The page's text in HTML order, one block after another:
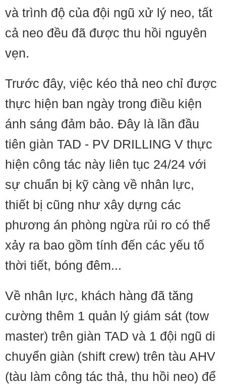
và trình độ của đội ngũ xử lý neo, tất
cả neo đều đã được thu hồi nguyên
vẹn.
Trước đây, việc kéo thả neo chỉ được
thực hiện ban ngày trong điều kiện
ánh sáng đảm bảo. Đây là lần đầu
tiên giàn TAD - PV DRILLING V thực
hiện công tác này liên tục 24/24 với
sự chuẩn bị kỹ càng về nhân lực,
thiết bị cũng như xây dựng các
phương án phòng ngừa rủi ro có thể
xảy ra bao gồm tính đến các yếu tố
thời tiết, bóng đêm...
Về nhân lực, khách hàng đã tăng
cường thêm 1 quản lý giám sát (tow
master) trên giàn TAD và 1 đội ngũ di
chuyển giàn (shift crew) trên tàu AHV
(tàu làm công tác thả, thu hồi neo) để